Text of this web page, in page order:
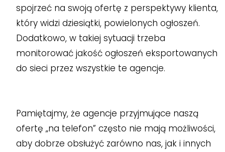
spojrzeć na swoją ofertę z perspektywy klienta,
który widzi dziesiątki, powielonych ogłoszeń.
Dodatkowo, w takiej sytuacji trzeba
monitorować jakość ogłoszeń eksportowanych
do sieci przez wszystkie te agencje.
Pamiętajmy, że agencje przyjmujące naszą
ofertę „na telefon” często nie mają możliwości,
aby dobrze obsłużyć zarówno nas, jak i innych